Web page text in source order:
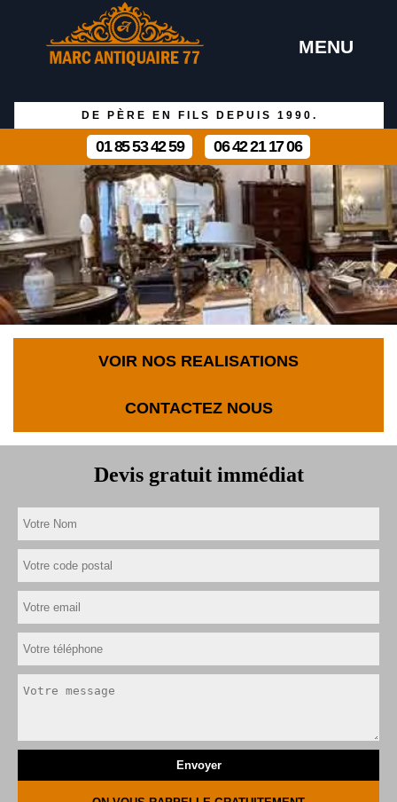
MENU
DE PÈRE EN FILS DEPUIS 1990.
01 85 53 42 59 06 42 21 17 06
VOIR NOS REALISATIONS
CONTACTEZ NOUS
Devis gratuit immédiat